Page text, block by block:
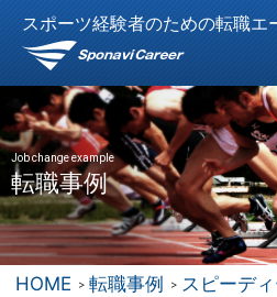
スポーツ経験者のための転職エ
Job change example
転職事例
HOME 転職事例 スピーデ